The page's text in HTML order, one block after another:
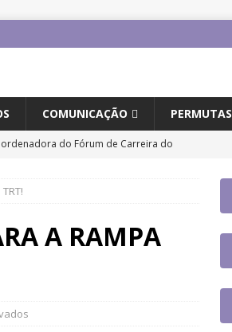
COMUNICAÇÃO PERMUTAS
do Fórum de Carreira do
Veja as orientações do Sintrajusc
A RAMPA